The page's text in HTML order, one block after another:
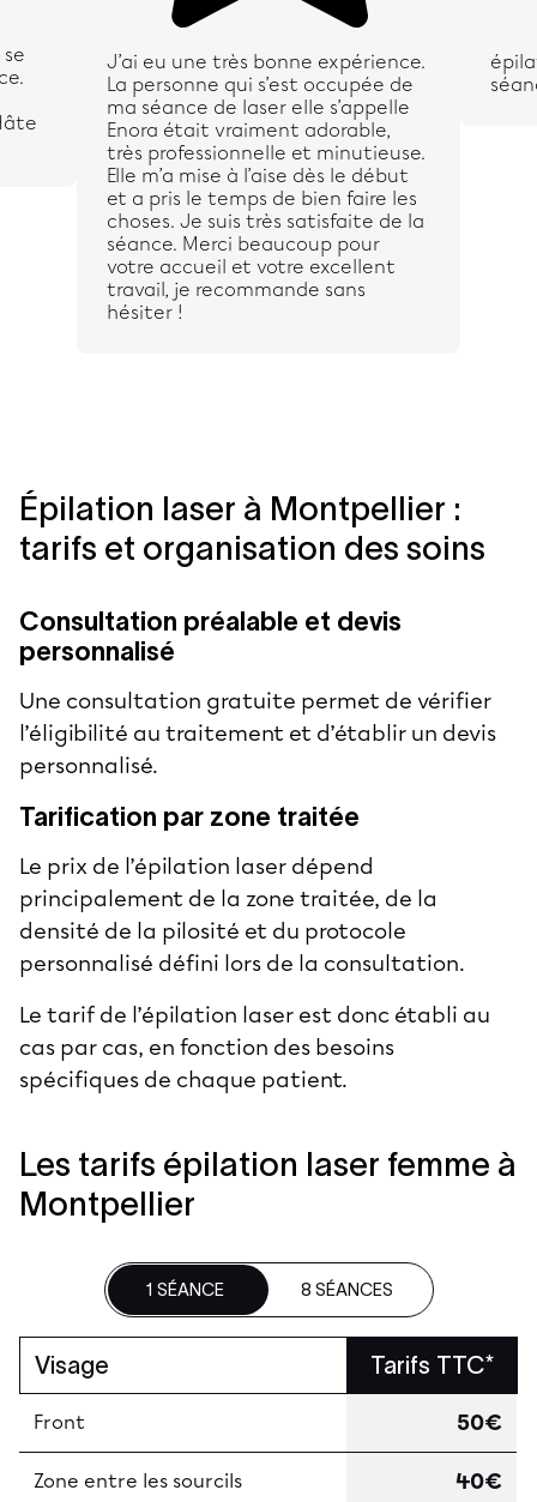
J’ai eu une très bonne expérience.
La personne qui s’est occupée de
ma séance de laser elle s’appelle
Enora était vraiment adorable,
très professionnelle et minutieuse.
Elle m’a mise à l’aise dès le début
et a pris le temps de bien faire les
choses. Je suis très satisfaite de la
séance. Merci beaucoup pour
votre accueil et votre excellent
travail, je recommande sans
hésiter !
Épilation laser à Montpellier :
tarifs et organisation des soins
Consultation préalable et devis
personnalisé
Une consultation gratuite permet de vérifier
l’éligibilité au traitement et d’établir un devis
personnalisé.
Tarification par zone traitée
Le prix de l’épilation laser dépend
principalement de la zone traitée, de la
densité de la pilosité et du protocole
personnalisé défini lors de la consultation.
Le tarif de l’épilation laser est donc établi au
cas par cas, en fonction des besoins
spécifiques de chaque patient.
Les tarifs épilation laser femme à
Montpellier
1 SÉANCE 8 SÉANCES
Visage Tarifs TTC*
Front 50€
Zone entre les sourcils 40€